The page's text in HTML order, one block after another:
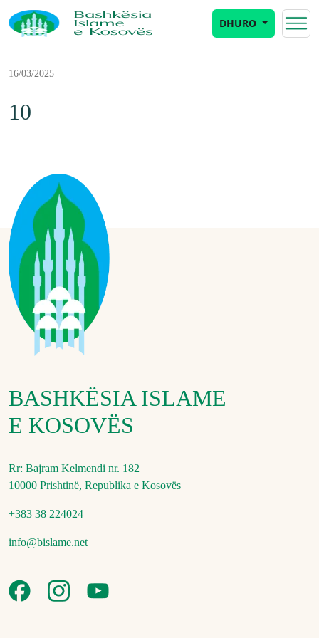
DHURO
16/03/2025
10
BASHKËSIA ISLAME
E KOSOVËS
Rr: Bajram Kelmendi nr. 182
10000 Prishtinë, Republika e Kosovës
+383 38 224024
info@bislame.net